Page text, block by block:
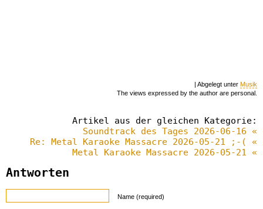
| Abgelegt unter Musik
The views expressed by the author are personal.
Artikel aus der gleichen Kategorie:
Soundtrack des Tages 2026-06-16 «
Re: Metal Karaoke Massacre 2026-05-21 ;-( «
Metal Karaoke Massacre 2026-05-21 «
Antworten
Name (required)